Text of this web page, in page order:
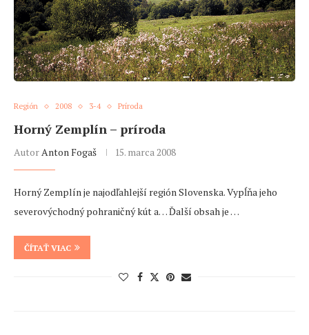
Región 2008 3-4 Príroda
Horný Zemplín – príroda
AutorAnton Fogaš 15. marca 2008
Horný Zemplín je najodľahlejší región Slovenska. Vypĺňa jeho
severovýchodný pohraničný kút a… Ďalší obsah je …
ČÍTAŤ VIAC